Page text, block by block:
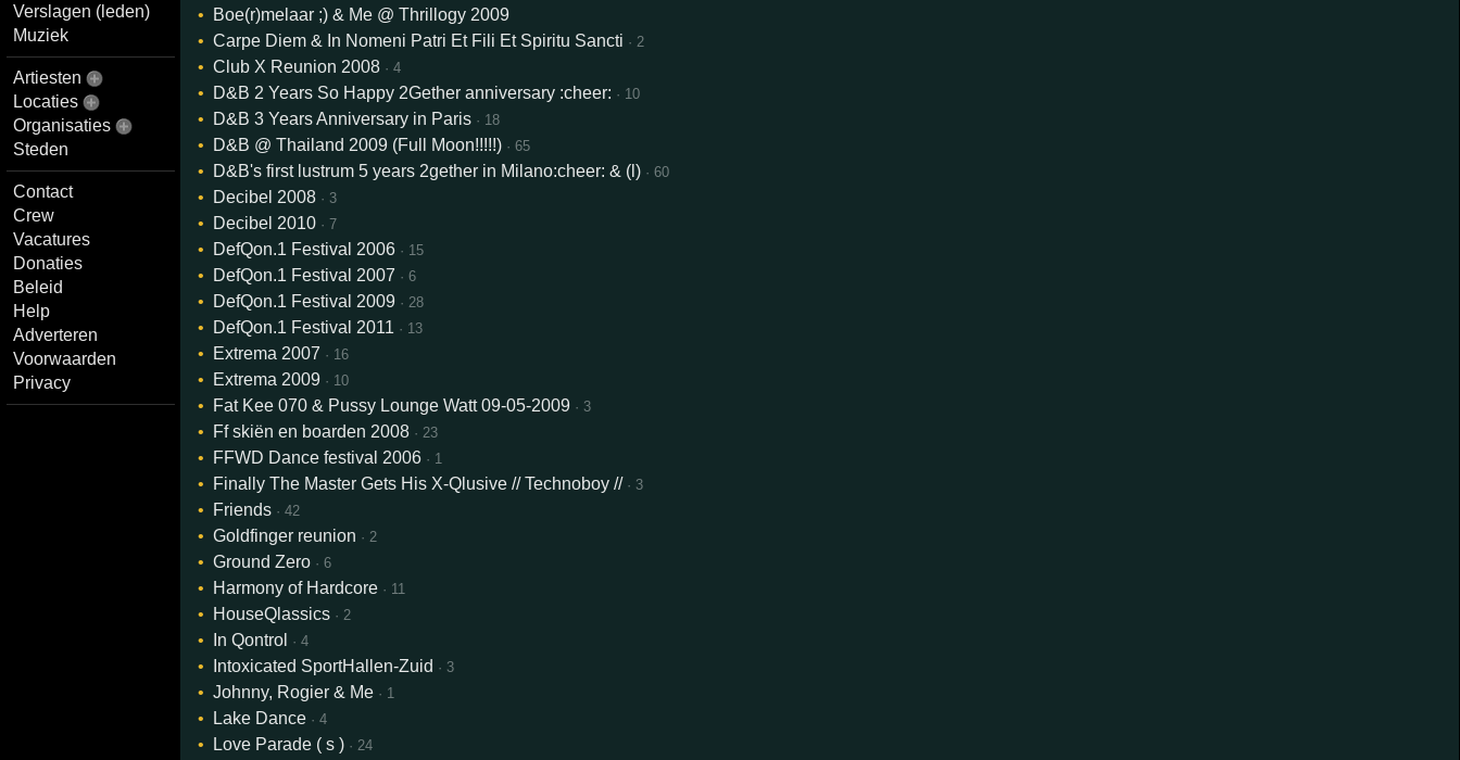
Verslagen (leden)
Muziek
Artiesten
Locaties
Organisaties
Steden
Contact
Crew
Vacatures
Donaties
Beleid
Help
Adverteren
Voorwaarden
Privacy
Boe(r)melaar ;) & Me @ Thrillogy 2009
Carpe Diem & In Nomeni Patri Et Fili Et Spiritu Sancti · 2
Club X Reunion 2008 · 4
D&B 2 Years So Happy 2Gether anniversary :cheer: · 10
D&B 3 Years Anniversary in Paris · 18
D&B @ Thailand 2009 (Full Moon!!!!!) · 65
D&B's first lustrum 5 years 2gether in Milano:cheer: & (l) · 60
Decibel 2008 · 3
Decibel 2010 · 7
DefQon.1 Festival 2006 · 15
DefQon.1 Festival 2007 · 6
DefQon.1 Festival 2009 · 28
DefQon.1 Festival 2011 · 13
Extrema 2007 · 16
Extrema 2009 · 10
Fat Kee 070 & Pussy Lounge Watt 09-05-2009 · 3
Ff skiën en boarden 2008 · 23
FFWD Dance festival 2006 · 1
Finally The Master Gets His X-Qlusive // Technoboy // · 3
Friends · 42
Goldfinger reunion · 2
Ground Zero · 6
Harmony of Hardcore · 11
HouseQlassics · 2
In Qontrol · 4
Intoxicated SportHallen-Zuid · 3
Johnny, Rogier & Me · 1
Lake Dance · 4
Love Parade ( s ) · 24